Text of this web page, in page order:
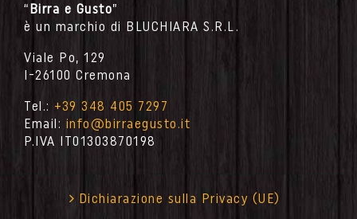
“ Birra e Gusto”
è un marchio di BLUCHIARA S.R.L.
Viale Po, 129
I-26100 Cremona
Tel.: +39 348 405 7297
Email: info@birraegusto.it
P.IVA IT01303870198
Dichiarazione sulla Privacy (UE)